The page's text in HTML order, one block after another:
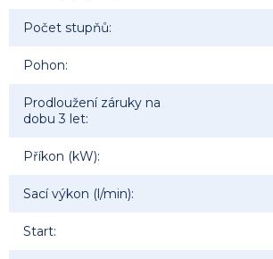
Počet stupňů:
Pohon:
Prodloužení záruky na
dobu 3 let:
Příkon (kW):
Sací výkon (l/min):
Start: